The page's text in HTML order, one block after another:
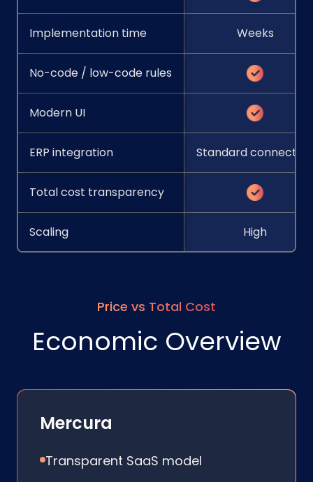
Implementation time Weeks
No-code / low-code rules
Modern UI
ERP integration Standard
Total cost transparency
Scaling High
Price vs Total Cost
Economic Overview
Mercura
Transparent SaaS model